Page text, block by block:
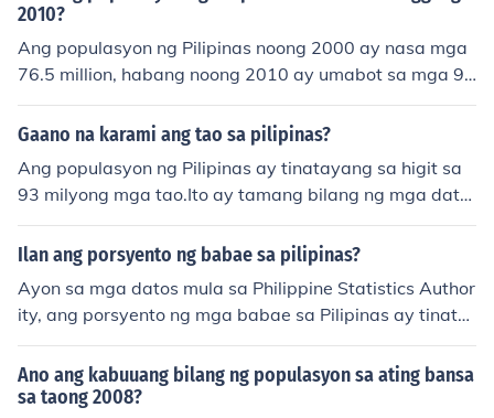
on noong 2023. Ang paglago ng populasyon ay patuloy
na isinasagawa, kaya't mahalaga ang regular na pag-
update sa mga estadistika.
2010?
Ang populasyon ng Pilipinas noong 2000 ay nasa mga
76.5 million, habang noong 2010 ay umabot sa mga 9
2.34 million. Ang paglaki ng populasyon ng Pilipinas sa
loob ng sampung taon ay mahigit sa 15 million.
Gaano na karami ang tao sa pilipinas?
Ang populasyon ng Pilipinas ay tinatayang sa higit sa
93 milyong mga tao.Ito ay tamang bilang ng mga data
na nakuha mula sa 2012. English: The population of the
Philippines is estimated at over 93 million people as of
Ilan ang porsyento ng babae sa pilipinas?
Ayon sa mga datos mula sa Philippine Statistics Author
ity, ang porsyento ng mga babae sa Pilipinas ay tinata
yang nasa 50% ng kabuuang populasyon. Sa pinakahul
ing census, mayroong higit sa 50 milyong babae sa ban
sa. Ang bilang na ito ay patuloy na nagbabago, ngunit
Ano ang kabuuang bilang ng populasyon sa ating bansa
sa taong 2008?